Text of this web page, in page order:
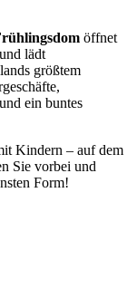
öffnet
lädt
größtem
ein buntes
Kindern – auf dem
Sie vorbei und
Form!